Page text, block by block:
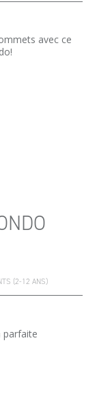
avec ce
(2-12 ANS)
parfaite